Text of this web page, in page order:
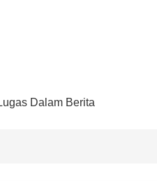
Dalam Berita